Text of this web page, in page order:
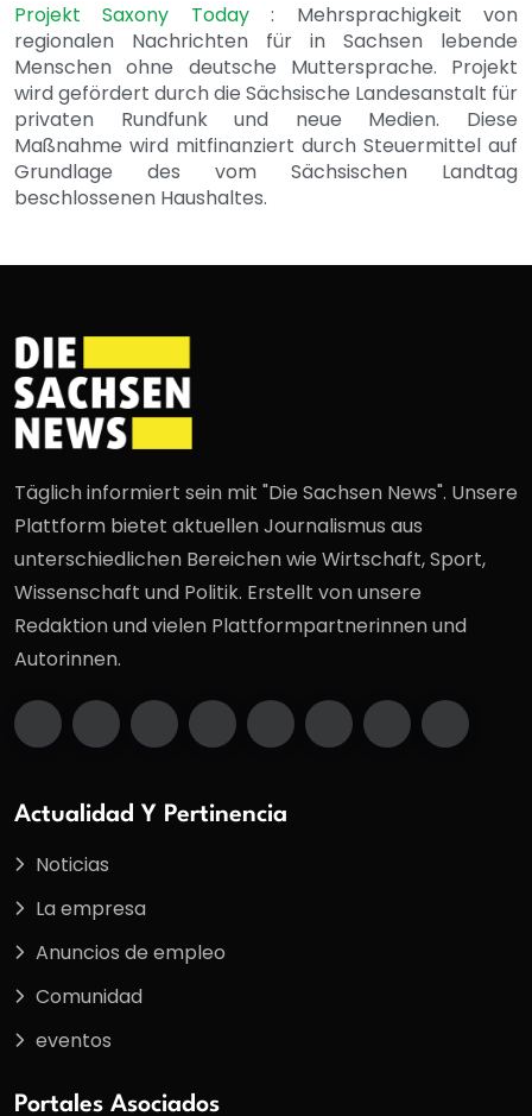
Projekt Saxony Today: Mehrsprachigkeit von
regionalen Nachrichten für in Sachsen lebende
Menschen ohne deutsche Muttersprache. Projekt
wird gefördert durch die Sächsische Landesanstalt für
privaten Rundfunk und neue Medien. Diese
Maßnahme wird mitfinanziert durch Steuermittel auf
Grundlage des vom Sächsischen Landtag
beschlossenen Haushaltes.
Täglich informiert sein mit "Die Sachsen News". Unsere
Plattform bietet aktuellen Journalismus aus
unterschiedlichen Bereichen wie Wirtschaft, Sport,
Wissenschaft und Politik. Erstellt von unsere
Redaktion und vielen Plattformpartnerinnen und
Autorinnen.
Actualidad Y Pertinencia
Noticias
La empresa
Anuncios de empleo
Comunidad
eventos
Portales Asociados